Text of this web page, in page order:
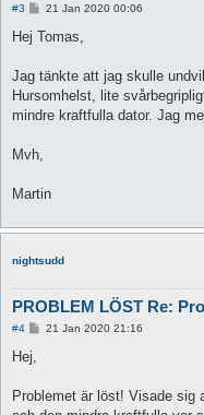
#3
P
s
21 Jan 2020 00:06
Hej Tomas,
Jag tänkte att jag skulle
Hursomhelst, lite
mindre kraftfulla dator. Jag
Mvh,
Martin
nightsudd
PROBLEM LÖST Re:
#4
P21 Jan 2020 21:16
Hej,
Problemet är löst! Visade sig